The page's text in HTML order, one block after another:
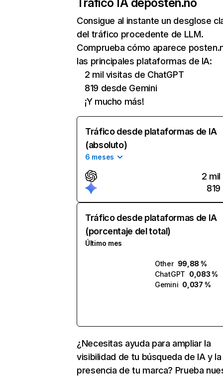
Consigue al instante un desglose
del tráfico procedente de LLM.
Comprueba cómo aparece
las principales plataformas de IA:
2 mil visitas de ChatGPT
819 desde Gemini
¡Y mucho más!
Tráfico desde plataformas de IA
(absoluto)
6 meses
2 mil
819
Tráfico desde plataformas de IA
(porcentaje del total)
Último mes
Other 99,88 %
ChatGPT 0,083 %
Gemini 0,037 %
¿Necesitas ayuda para ampliar la
visibilidad de tu búsqueda de IA y la
presencia de tu marca? Prueba